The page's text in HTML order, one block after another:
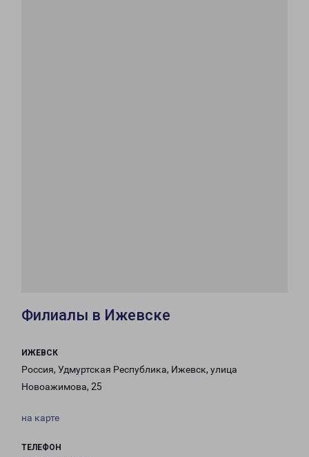
Филиалы в Ижевске
ИЖЕВСК
Россия, Удмуртская Республика, Ижевск, улица
Новоажимова, 25
на карте
ТЕЛЕФОН